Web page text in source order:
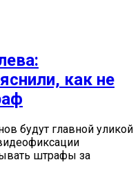
как не
будут главной уликой
штрафы за